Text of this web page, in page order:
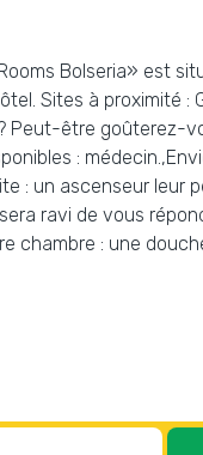
Bolseria» est
Sites à proximité :
Peut-être goûterez-
:
: un ascenseur leur
ravi de vous
: une